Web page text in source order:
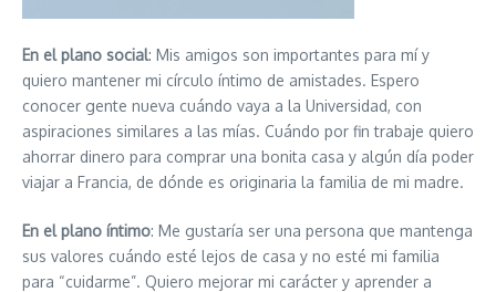
En el plano social: Mis amigos son importantes para mí y
quiero mantener mi círculo íntimo de amistades. Espero
conocer gente nueva cuándo vaya a la Universidad, con
aspiraciones similares a las mías. Cuándo por fin trabaje quiero
ahorrar dinero para comprar una bonita casa y algún día poder
viajar a Francia, de dónde es originaria la familia de mi madre.
En el plano íntimo: Me gustaría ser una persona que mantenga
sus valores cuándo esté lejos de casa y no esté mi familia
para “cuidarme”. Quiero mejorar mi carácter y aprender a